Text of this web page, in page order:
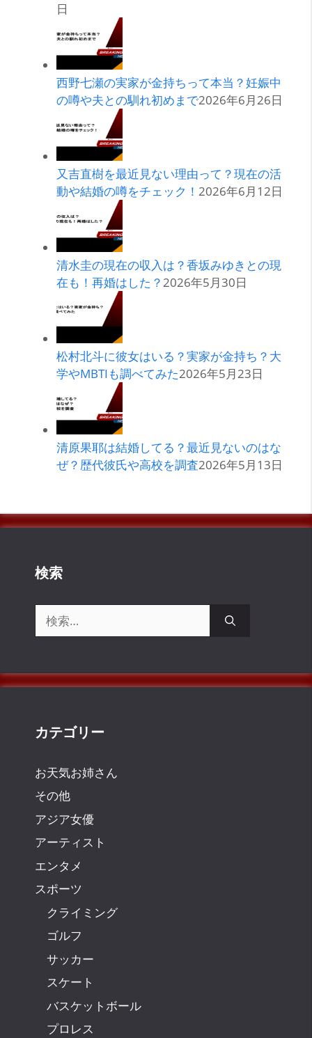
日
西野七瀬の実家が金持ちって本当？妊娠中
の噂や夫との馴れ初めまで2026年6月26日
又吉直樹を最近見ない理由って？現在の活
動や結婚の噂をチェック！ 2026年6月12日
清水圭の現在の収入は？香坂みゆきとの現
在も！再婚はした？2026年5月30日
松村北斗に彼女はいる？実家が金持ち？大
学やMBTIも調べてみた2026年5月23日
清原果耶は結婚してる？最近見ないのはな
ぜ？歴代彼氏や高校を調査2026年5月13日
検索
索:
カテゴリー
お天気お姉さん
その他
アジア女優
アーティスト
エンタメ
スポーツ
クライミング
ゴルフ
サッカー
スケート
バスケットボール
プロレス